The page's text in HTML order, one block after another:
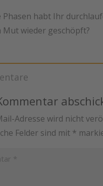
Phasen habt Ihr
Mut wieder geschöpft?
Adresse wird nicht
Felder sind mit *